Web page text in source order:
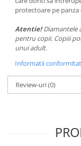
protectoare pe
Atentie!Diamantele
pentru copii. Copiii
unui adult.
Informatii
Review-uri(0)